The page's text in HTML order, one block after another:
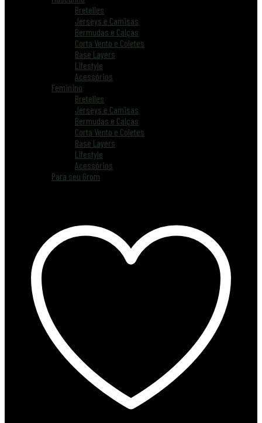
Bretelles
Jerseys e Camisas
Bermudas e Calças
Corta Vento e Coletes
Base Layers
Lifestyle
Acessórios
Feminino
Bretelles
Jerseys e Camisas
Bermudas e Calças
Corta Vento e Coletes
Base Layers
Lifestyle
Acessórios
Para seu Grom